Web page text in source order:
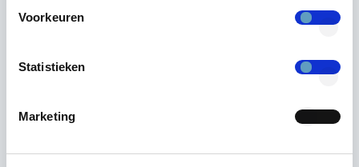
Voorkeuren
Statistieken
Marketing
wachtwoordbeheer en de groeiende
security audits. Hier ligt de basis voor
informatiebeveiliging.
Wat begon als een "simpel idee" onder